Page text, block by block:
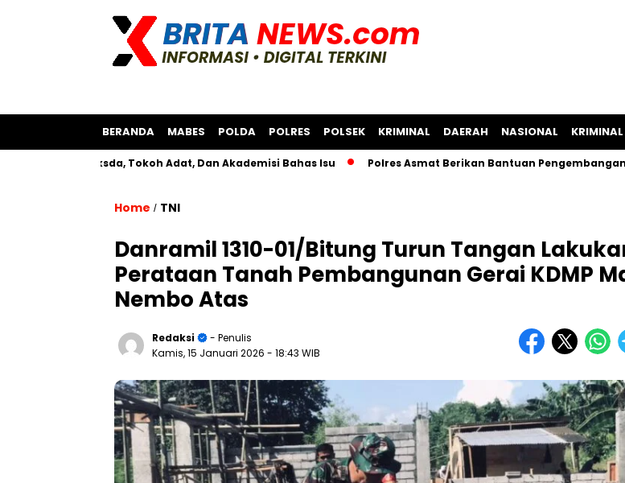
BERANDA MABES POLDA POLRES POLSEK KRIMINAL DAERAH NASIONAL KRIMINAL
Bksda, Tokoh Adat, Dan Akademisi Bahas Isu Polres Asmat Berikan Bantuan Pengembangan Usaha
Home / TNI
Danramil 1310-01/Bitung Turun Tangan
Perataan Tanah Pembangunan Gerai KDMP
Nembo Atas
Redaksi
- Penulis
Kamis, 15 Januari 2026 - 18:43 WIB